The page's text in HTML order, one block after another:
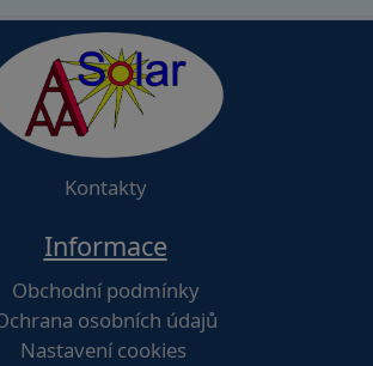
Kontakty
Informace
Obchodní podmínky
osobních údajů
Nastavení cookies